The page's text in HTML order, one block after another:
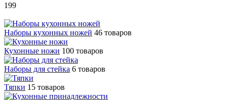
199
Наборы кухонных ножей 46 товаров
Кухонные ножи 100 товаров
Наборы для стейка 6 товаров
Тяпки 15 товаров